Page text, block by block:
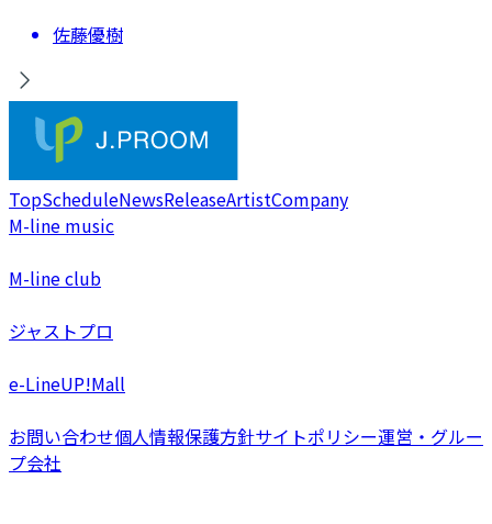
佐藤優樹
TopScheduleNewsReleaseArtistCompany
M-line music
M-line club
ジャストプロ
e-LineUP!Mall
お問い合わせ個人情報保護方針サイトポリシー運営・グルー
プ会社